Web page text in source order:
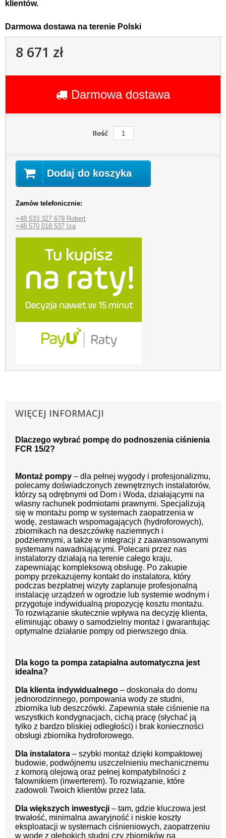
klientów.
Darmowa dostawa na terenie Polski
8 671 zł
Darmowa dostawa
Ilość
Dodaj do koszyka
Zamów telefonicznie:
+48 533 327 679 Robert
+48 570 018 537 Iza
WIĘCEJ INFORMACJI
Dlaczego wybrać pompę do podnoszenia ciśnienia
FCR 15/2?
Montaż pompy – dla pełnej wygody i profesjonalizmu,
polecamy doświadczonych zewnętrznych instalatorów,
którzy są odrębnymi od Dom i Woda, działającymi na
własny rachunek podmiotami prawnymi. Specjalizują
się w montażu pomp w systemach zaopatrzenia w
wodę, zestawach wspomagających (hydroforowych),
zbiornikach na deszczówkę naziemnych i
podziemnymi, a także w integracji z zaawansowanymi
systemami nawadniającymi. Polecani przez nas
instalatorzy działają na terenie całego kraju,
zapewniając kompleksową obsługę. Po zakupie
pompy przekazujemy kontakt do instalatora, który
podczas bezpłatnej wizyty zaplanuje profesjonalną
instalację urządzeń w ogrodzie lub systemie wodnym i
przygotuje indywidualną propozycję kosztu montażu.
To rozwiązanie skutecznie wpływa na decyzję klienta,
eliminując obawy o samodzielny montaż i gwarantując
optymalne działanie pompy od pierwszego dnia.
Dla kogo ta pompa zatapialna automatyczna jest
idealna?
Dla klienta indywidualnego – doskonała do domu
jednorodzinnego, pompowania wody ze studni,
zbiornika lub deszczówki. Zapewnia stałe ciśnienie na
wszystkich kondygnacjach, cichą pracę (słychać ją
tylko z bardzo bliskiej odległości) i brak konieczności
obsługi zbiornika hydroforowego.
Dla instalatora – szybki montaż dzięki kompaktowej
budowie, podwójnemu uszczelnieniu mechanicznemu
z komorą olejową oraz pełnej kompatybilności z
falownikiem (inwerterem). To rozwiązanie, które
zadowoli Twoich klientów przez lata.
Dla większych inwestycji – tam, gdzie kluczowa jest
trwałość, minimalna awaryjność i niskie koszty
eksploatacji w systemach ciśnieniowych, zaopatrzeniu
w wodę z głębokich studni czy zbiorników na